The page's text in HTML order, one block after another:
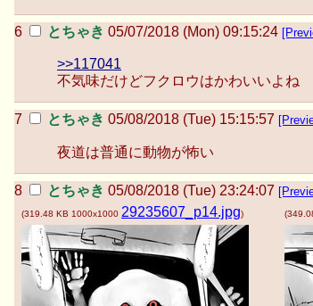
とちゃき 05/07/2018 (Mon) 09:15:24
>>117041
不気味だけどフクロウはかわいいよね
とちゃき 05/08/2018 (Tue) 15:15:57
夜道は普通に動物が怖い
とちゃき 05/08/2018 (Tue) 23:24:07
(319.48 KB 1000x1000 29235607_p14.jpg) (